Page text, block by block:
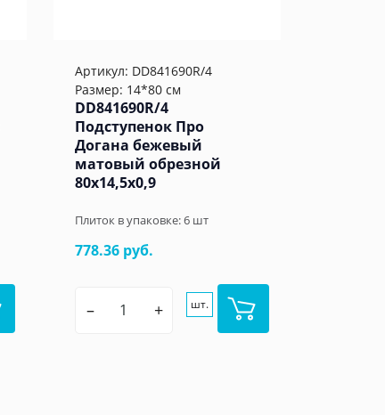
Артикул: DD841690R/4
Размер: 14*80 см
DD841690R/4
Подступенок Про
Догана бежевый
матовый обрезной
80x14,5x0,9
Плиток в упаковке:6 шт
778.36 руб.
– + шт.